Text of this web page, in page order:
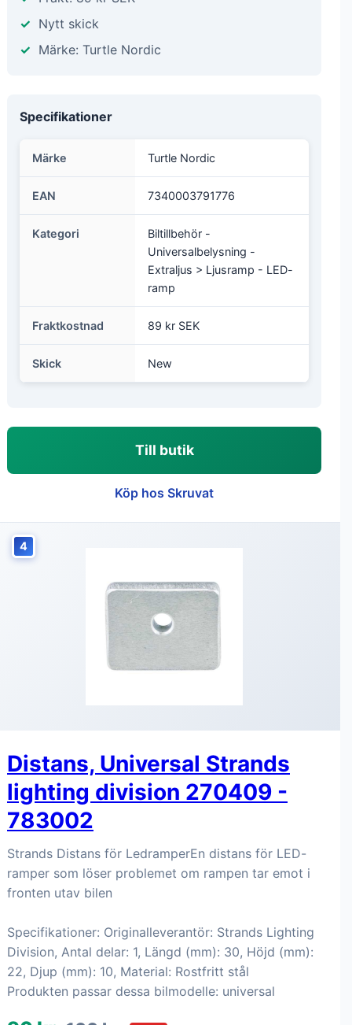
Nytt skick
Märke: Turtle Nordic
Specifikationer
Märke Turtle Nordic
EAN 7340003791776
Kategori
Biltillbehör -
Universalbelysning -
Extraljus > Ljusramp - LED-
ramp
Fraktkostnad 89 kr SEK
Skick New
Till butik
Köp hos Skruvat
4
Distans, Universal Strands
lighting division 270409 -
783002
Strands Distans för LedramperEn distans för LED-
ramper som löser problemet om rampen tar emot i
fronten utav bilen
Specifikationer: Originalleverantör: Strands Lighting
Division, Antal delar: 1, Längd (mm): 30, Höjd (mm):
22, Djup (mm): 10, Material: Rostfritt stål
Produkten passar dessa bilmodelle: universal